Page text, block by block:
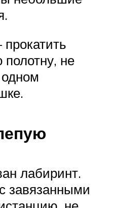
не
лабиринт.
завязанными